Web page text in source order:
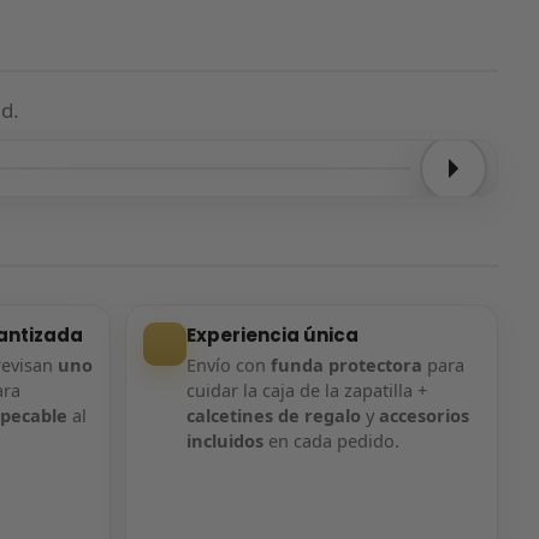
uno
al
Experiencia única
Envío confunda protectora para
cuidar la caja de la zapatilla +
calcetines de regalo y accesorios
incluidos en cada pedido.